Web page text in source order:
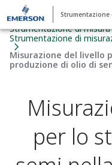
Strumentazione
Strumentazione di misura
Strumentazione di
Misurazione del livello
produzione di olio di
per lo